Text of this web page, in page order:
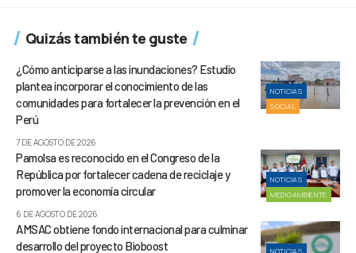
Quizás también te guste
NOTICIAS
SOCIAL
¿Cómo anticiparse a las inundaciones? Estudio
plantea incorporar el conocimiento de las
comunidades para fortalecer la prevención en el
Perú
7 DE AGOSTO DE 2026
NOTICIAS
MEDIOAMBIENTE
Pamolsa es reconocido en el Congreso de la
República por fortalecer cadena de reciclaje y
promover la economía circular
6 DE AGOSTO DE 2026
NOTICIAS
AMSAC obtiene fondo internacional para culminar
desarrollo del proyecto Bioboost